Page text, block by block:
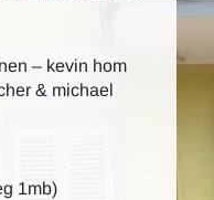
– kevin hom
& michael
1mb)